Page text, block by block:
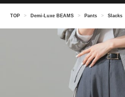
TOP > Demi-Luxe BEAMS > Pants > Slacks